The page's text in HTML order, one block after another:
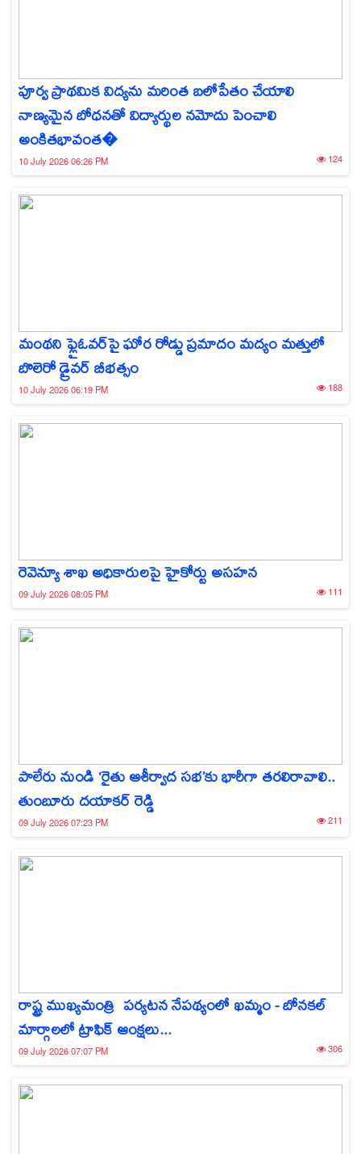
పూర్వ ప్రాథమిక విద్యను మరింత బలోపేతం చేయాలి
నాణ్యమైన బోధనతో విద్యార్థుల నమోదు పెంచాలి
అంకితభావంత�
10 July 2026 06:26 PM 124
మంథని ఫ్లైఓవర్‌పై ఘోర రోడ్డు ప్రమాదం మద్యం మత్తులో
బొలెరో డ్రైవర్ బీభత్సం
10 July 2026 06:19 PM 188
రెవెన్యూ శాఖ అధికారులపై హైకోర్టు అసహన
09 July 2026 08:05 PM 111
పాలేరు నుండి ‘రైతు ఆశీర్వాద సభ’కు భారీగా తరలిరావాలి..
తుంబూరు దయాకర్ రెడ్డి
09 July 2026 07:23 PM 211
రాష్ట్ర ముఖ్యమంత్రి పర్యటన నేపథ్యంలో ఖమ్మం - బోనకల్
మార్గాలలో ట్రాఫిక్ ఆంక్షలు...
09 July 2026 07:07 PM 306